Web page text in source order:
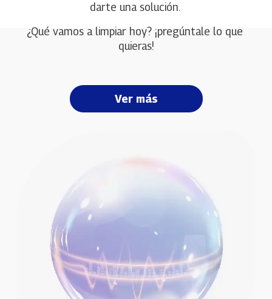
darte una solución.
¿Qué vamos a limpiar hoy? ¡pregúntale lo que
quieras!
Ver más